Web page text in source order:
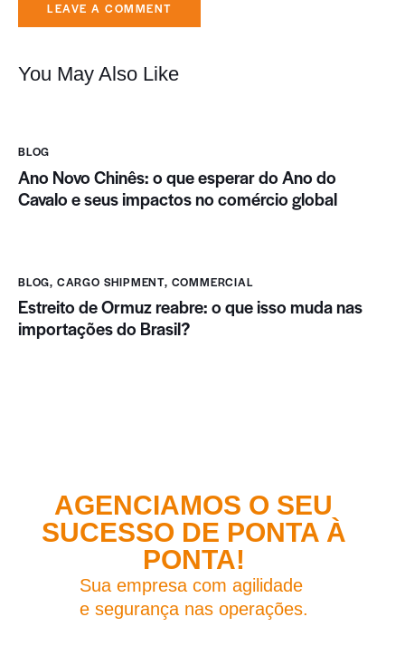
You May Also Like
BLOG
Ano Novo Chinês: o que esperar do Ano do
Cavalo e seus impactos no comércio global
BLOG, CARGO SHIPMENT, COMMERCIAL
Estreito de Ormuz reabre: o que isso muda nas
importações do Brasil?
AGENCIAMOS O SEU
SUCESSO DE PONTA À
PONTA!
Sua empresa com agilidade
e segurança nas operações.